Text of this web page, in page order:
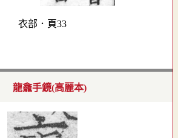
衣部．頁33
龍龕手鏡(高麗本)